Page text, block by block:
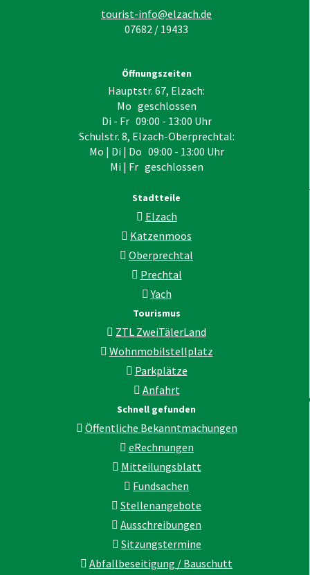
tourist-info@elzach.de
07682 / 19433
Öffnungszeiten
Hauptstr. 67, Elzach:
Mo geschlossen
Di - Fr 09:00 - 13:00 Uhr
Schulstr. 8, Elzach-Oberprechtal:
Mo | Di | Do 09:00 - 13:00 Uhr
Mi | Fr geschlossen
Stadtteile
Elzach
Katzenmoos
Oberprechtal
Prechtal
Yach
Tourismus
ZTL ZweiTälerLand
Wohnmobilstellplatz
Parkplätze
Anfahrt
Schnell gefunden
Öffentliche Bekanntmachungen
eRechnungen
Mitteilungsblatt
Fundsachen
Stellenangebote
Ausschreibungen
Sitzungstermine
Abfallbeseitigung / Bauschutt